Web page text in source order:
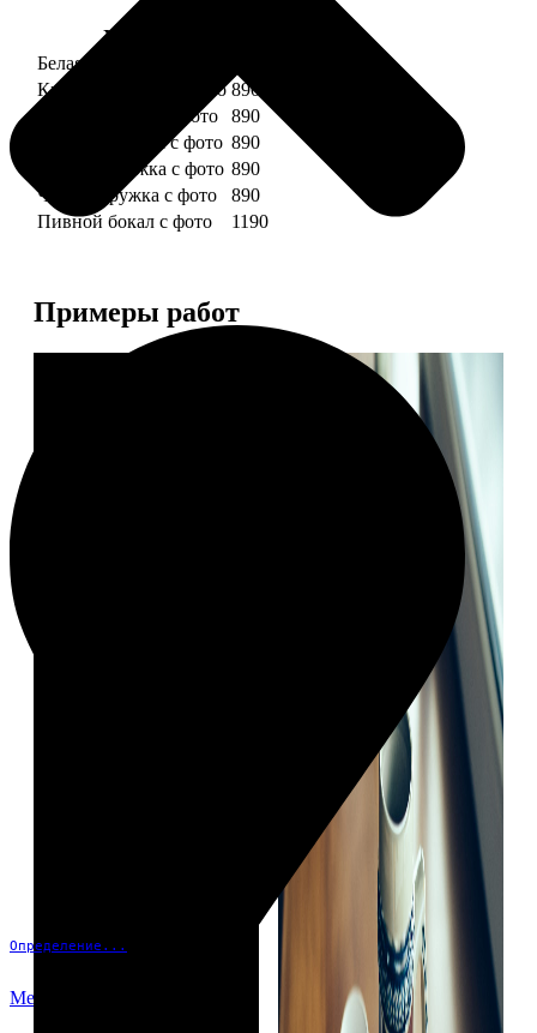
Определение...
Меню
Услуга
Белая кружка с фото
Красная кружка с фото 890
Желтая кружка с фото
890
Зеленая кружка с фото 890
Голубая кружка с фото 890
Черная кружка с фото
890
Пивной бокал с фото
1190
Примеры работ